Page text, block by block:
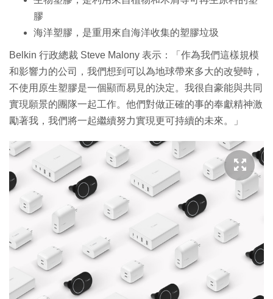
膠
海洋塑膠，是重用來自海洋收集的塑膠垃圾
Belkin 行政總裁 Steve Malony 表示：「作為我們這樣規模
和影響力的公司，我們想到可以為地球帶來多大的改變時，
不使用原生塑膠是一個顯而易見的決定。我很自豪能與共同
實現願景的團隊一起工作。他們對做正確的事的奉獻精神激
勵著我，我們將一起繼續努力實現更可持續的未來。」